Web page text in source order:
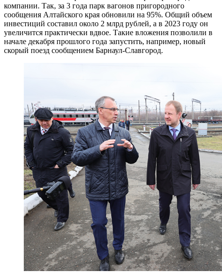
компании. Так, за 3 года парк вагонов пригородного
сообщения Алтайского края обновили на 95%. Общий объем
инвестиций составил около 2 млрд рублей, а в 2023 году он
увеличится практически вдвое. Такие вложения позволили в
начале декабря прошлого года запустить, например, новый
скорый поезд сообщением Барнаул-Славгород.